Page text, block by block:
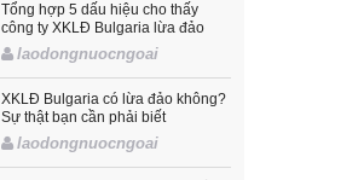
Tổng hợp 5 dấu hiệu cho thấy
công ty XKLĐ Bulgaria lừa đảo
laodongnuocngoai
XKLĐ Bulgaria có lừa đảo không?
Sự thật bạn cần phải biết
laodongnuocngoai